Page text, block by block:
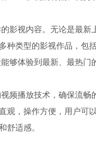
影视内容。无论是最
种类型的影视作品，
够体验到最新、最热门
频播放技术，确保流
观，操作方便，用户
舒适感。